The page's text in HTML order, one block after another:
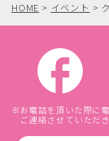
HOME > イベント >
お電話を頂いた際に
ご連絡させていただき